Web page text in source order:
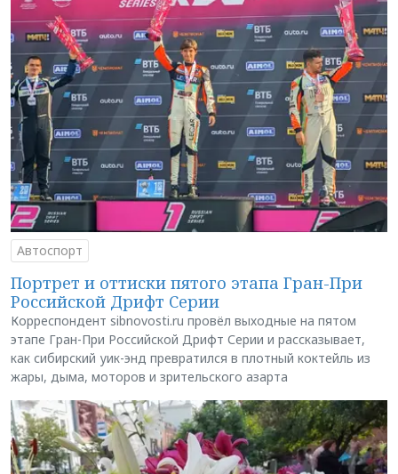
Автоспорт
Портрет и оттиски пятого этапа Гран-При
Российской Дрифт Серии
Корреспондент sibnovosti.ru провёл выходные на пятом
этапе Гран-При Российской Дрифт Серии и рассказывает,
как сибирский уик-энд превратился в плотный коктейль из
жары, дыма, моторов и зрительского азарта